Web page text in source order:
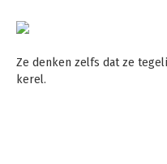
Ze denken zelfs dat ze
kerel.